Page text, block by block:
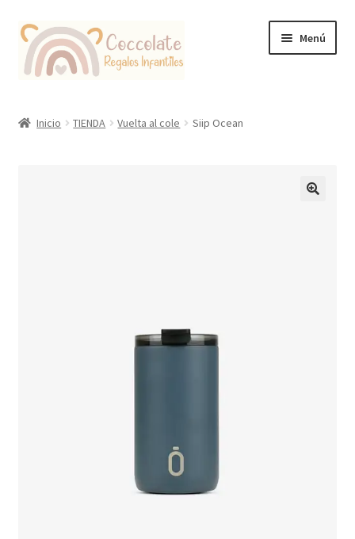
Ir
la
Ir
contenido
Menú
Inicio TIENDA Vuelta al cole Siip Ocean